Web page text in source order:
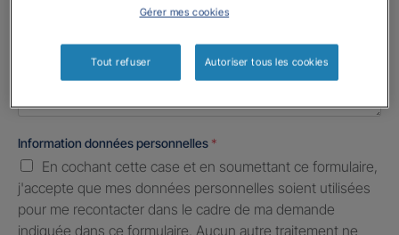
Informations complémentaires (facultatif)
Information données personnelles *
En cochant cette case et en soumettant ce formulaire,
j'accepte que mes données personnelles soient utilisées
pour me recontacter dans le cadre de ma demande
indiquée dans ce formulaire. Aucun autre traitement ne
Gérer mes cookies
Tout refuser Autoriser tous les cookies